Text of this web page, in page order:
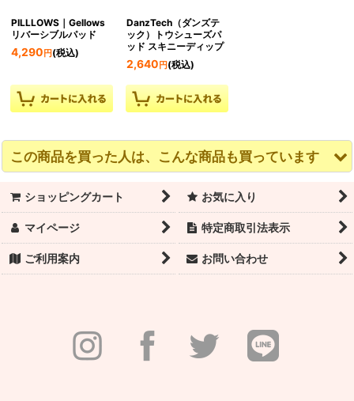
PILLLOWS｜Gellows
リバーシブルパッド
4,290 円 (税込)
DanzTech（ダンズテ
ック）トウシューズパ
ッド スキニーディップ
2,640 円(税込)
この商品を買った人は、こんな商品も買っています
ズ｜予約注文（納期約1
(税込)
3,960円
ショッピングカート お気に入り
マイページ 特定商取引法表示
ご利用案内 お問い合わせ